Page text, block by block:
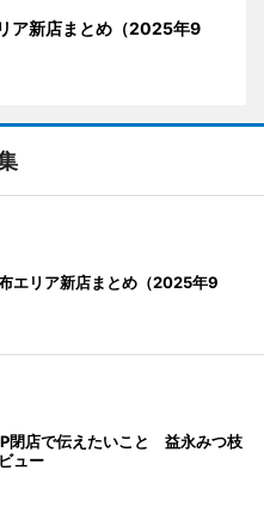
ア新店まとめ（2025年9
エリア新店まとめ（2025年9
閉店で伝えたいこと 益永みつ枝
ュー